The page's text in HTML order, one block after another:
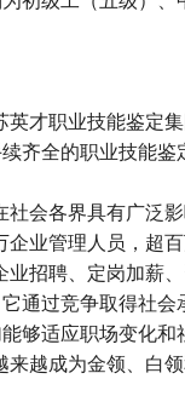
才职业技能鉴定
齐全的职业技能
会各界具有广泛影
业管理人员，超
招聘、定岗加薪
通过竞争取得社
够适应职场变化和
越成为金领、白